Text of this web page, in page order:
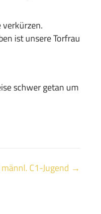
ist unsere Torfrau
schwer getan um
C1-Jugend →